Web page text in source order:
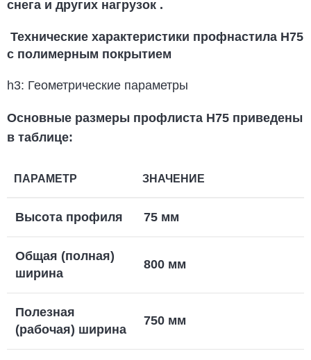
снега и других нагрузок .
Технические характеристики профнастила Н75
с полимерным покрытием
h3: Геометрические параметры
Основные размеры профлиста Н75 приведены
в таблице:
ПАРАМЕТР ЗНАЧЕНИЕ
Высота профиля 75 мм
Общая (полная)
ширина
800 мм
Полезная
(рабочая) ширина
750 мм